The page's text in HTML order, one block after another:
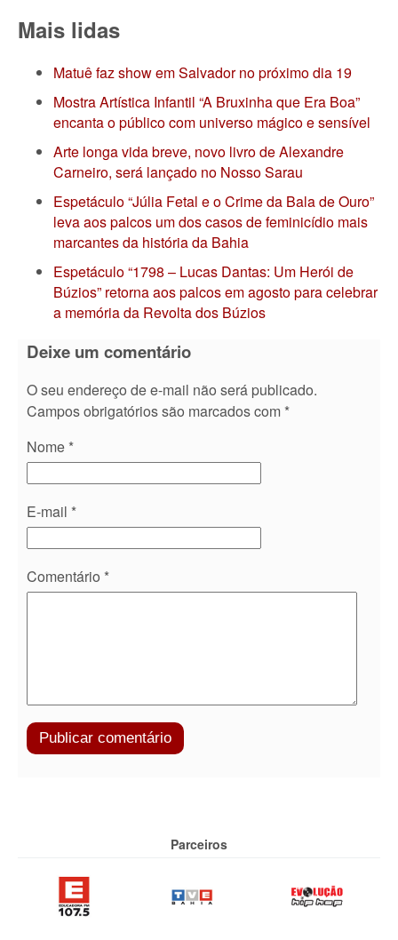
Mais lidas
Matuê faz show em Salvador no próximo dia 19
Mostra Artística Infantil “A Bruxinha que Era Boa”
encanta o público com universo mágico e sensível
Arte longa vida breve, novo livro de Alexandre
Carneiro, será lançado no Nosso Sarau
Espetáculo “Júlia Fetal e o Crime da Bala de Ouro”
leva aos palcos um dos casos de feminicídio mais
marcantes da história da Bahia
Espetáculo “1798 – Lucas Dantas: Um Herói de
Búzios” retorna aos palcos em agosto para celebrar
a memória da Revolta dos Búzios
Deixe um comentário
O seu endereço de e-mail não será publicado.
Campos obrigatórios são marcados com *
Nome *
E-mail *
Comentário *
Parceiros